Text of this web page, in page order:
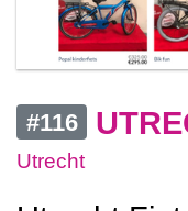
#116
Utrecht